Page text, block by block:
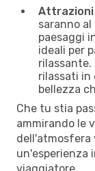
saranno
paesaggi
ideali per
rilassati in
bellezza
Che tu stia
ammirando le
dell'atmosfera
un'esperienza